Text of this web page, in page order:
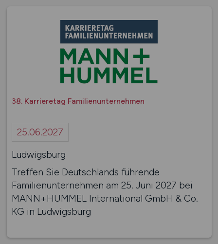
38. Karrieretag Familienunternehmen
25.06.2027
Ludwigsburg
Treffen Sie Deutschlands führende
Familienunternehmen am 25. Juni 2027 bei
MANN+HUMMEL International GmbH & Co.
KG in Ludwigsburg